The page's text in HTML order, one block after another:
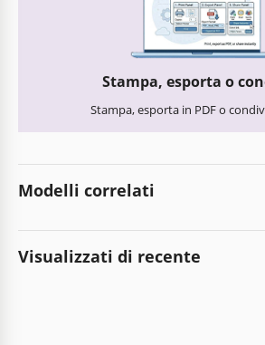
Stampa, esporta o
Stampa, esporta in PDF o
Modelli correlati
Visualizzati di recente